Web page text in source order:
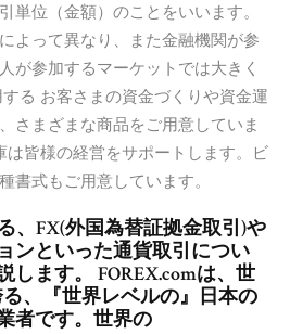
単位（金額）のことをいいます。
よって異なり、また金融機関が参
が参加するマーケットでは大きく
る お客さまの資金づくりや資金運
さまざまな商品をご用意していま
は皆様の経営をサポートします。ビ
書式もご用意しています。
、FX(外国為替証拠金取引)や
ンといった通貨取引につい
します。 FOREX.comは、世
、『世界レベルの』日本の
者です。世界の